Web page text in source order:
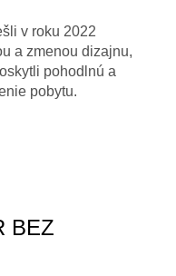
v roku 2022
a zmenou dizajnu,
pohodlnú a
pobytu.
BEZ